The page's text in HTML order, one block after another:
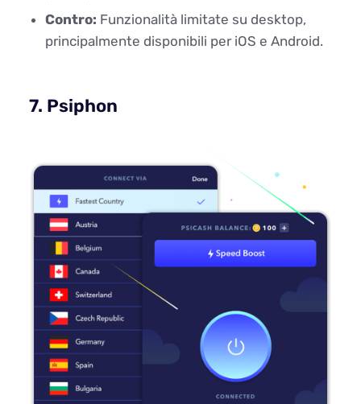
Contro: Funzionalità limitate su desktop,
principalmente disponibili per iOS e Android.
7. Psiphon